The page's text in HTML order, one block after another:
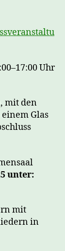
Uhr
mit den
Glas
unter:
mit
in